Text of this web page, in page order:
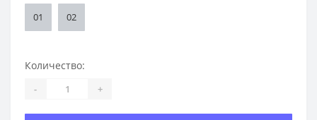
01 02
Количество:
- +